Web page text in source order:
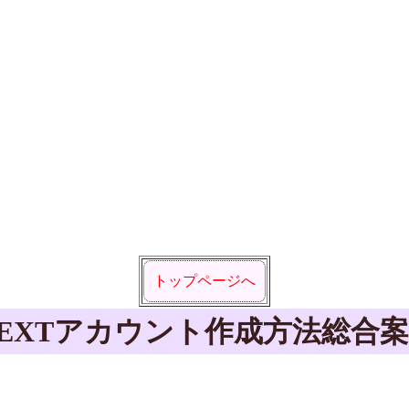
トップページへ
アカウント作成方法総合